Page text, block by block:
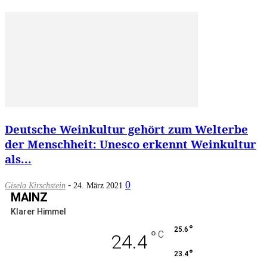
Deutsche Weinkultur gehört zum Welterbe
der Menschheit: Unesco erkennt Weinkultur
als...
Gisela Kirschstein - 24. März 2021 0
MAINZ
Klarer Himmel
24.4 ° C 25.6 °
23.4°